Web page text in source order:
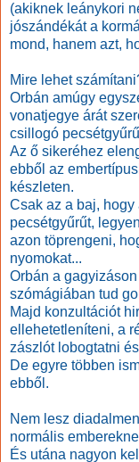
(akiknek leánykori
jószándékát a
mond, hanem azt,
Mire lehet
Orbán amúgy
vonatjegye árát
csillogó
Az ő sikeréhez
ebből az
készleten.
Csak az a baj, hogy
pecsétgyűrűt,
azon töprengeni,
nyomokat...
Orbán a
szómágiában tud
Majd konzultációt
ellehetetleníteni, a
zászlót lobogtatni
De egyre többen
ebből.
Nem lesz
normális
És utána nagyon